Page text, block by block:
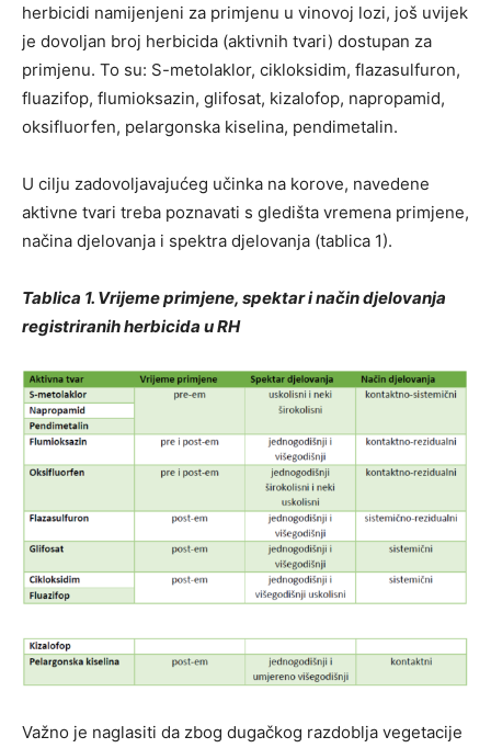
herbicidi namijenjeni za primjenu u vinovoj lozi, još uvijek
je dovoljan broj herbicida (aktivnih tvari) dostupan za
primjenu. To su: S-metolaklor, cikloksidim, flazasulfuron,
fluazifop, flumioksazin, glifosat, kizalofop, napropamid,
oksifluorfen, pelargonska kiselina, pendimetalin.
U cilju zadovoljavajućeg učinka na korove, navedene
aktivne tvari treba poznavati s gledišta vremena primjene,
načina djelovanja i spektra djelovanja (tablica 1).
Tablica 1. Vrijeme primjene, spektar i način djelovanja
registriranih herbicida u RH
Važno je naglasiti da zbog dugačkog razdoblja vegetacije